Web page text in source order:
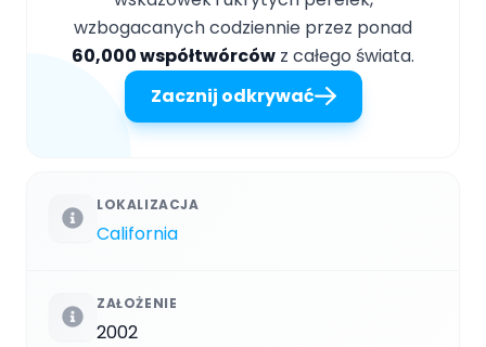
wzbogacanych codziennie przez ponad
60,000 współtwórców z całego świata.
Zacznij odkrywać
LOKALIZACJA
California
ZAŁOŻENIE
2002